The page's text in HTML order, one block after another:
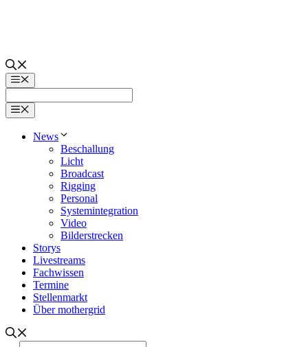
Menü
Menü
News
Beschallung
Licht
Broadcast
Rigging
Personal
Systemintegration
Video
Bilderstrecken
Storys
Livestreams
Fachwissen
Termine
Stellenmarkt
Über mothergrid